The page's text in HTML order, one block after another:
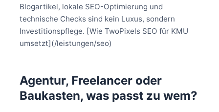
Blogartikel, lokale SEO-Optimierung und
technische Checks sind kein Luxus, sondern
Investitionspflege. [Wie TwoPixels SEO für KMU
umsetzt](/leistungen/seo)
Agentur, Freelancer oder
Baukasten, was passt zu wem?